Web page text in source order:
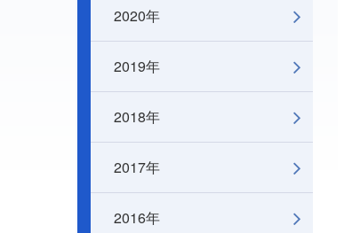
2020年
2019年
2018年
2017年
2016年